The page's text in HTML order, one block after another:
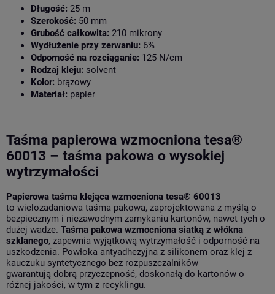
Długość: 25 m
Szerokość: 50 mm
Grubość całkowita: 210 mikrony
Wydłużenie przy zerwaniu: 6%
Odporność na rozciąganie: 125 N/cm
Rodzaj kleju: solvent
Kolor: brązowy
Materiał: papier
Taśma papierowa wzmocniona tesa®
60013 – taśma pakowa o wysokiej
wytrzymałości
Papierowa taśma klejąca wzmocniona tesa® 60013
to wielozadaniowa taśma pakowa, zaprojektowana z myślą o
bezpiecznym i niezawodnym zamykaniu kartonów, nawet tych o
dużej wadze. Taśma pakowa wzmocniona siatką z włókna
szklanego, zapewnia wyjątkową wytrzymałość i odporność na
uszkodzenia. Powłoka antyadhezyjna z silikonem oraz klej z
kauczuku syntetycznego bez rozpuszczalników
gwarantują dobrą przyczepność, doskonałą do kartonów o
różnej jakości, w tym z recyklingu.